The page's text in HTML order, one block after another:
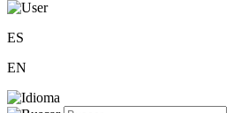
ES
EN